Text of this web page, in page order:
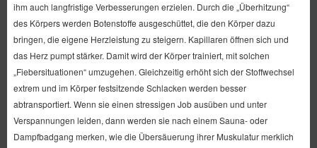
ihm auch langfristige Verbesserungen erzielen. Durch die „Überhitzung“
des Körpers werden Botenstoffe ausgeschüttet, die den Körper dazu
bringen, die eigene Herzleistung zu steigern. Kapillaren öffnen sich und
das Herz pumpt stärker. Damit wird der Körper trainiert, mit solchen
„Fiebersituationen“ umzugehen. Gleichzeitig erhöht sich der Stoffwechsel
extrem und im Körper festsitzende Schlacken werden besser
abtransportiert. Wenn sie einen stressigen Job ausüben und unter
Verspannungen leiden, dann werden sie nach einem Sauna- oder
Dampfbadgang merken, wie die Übersäuerung ihrer Muskulatur merklich